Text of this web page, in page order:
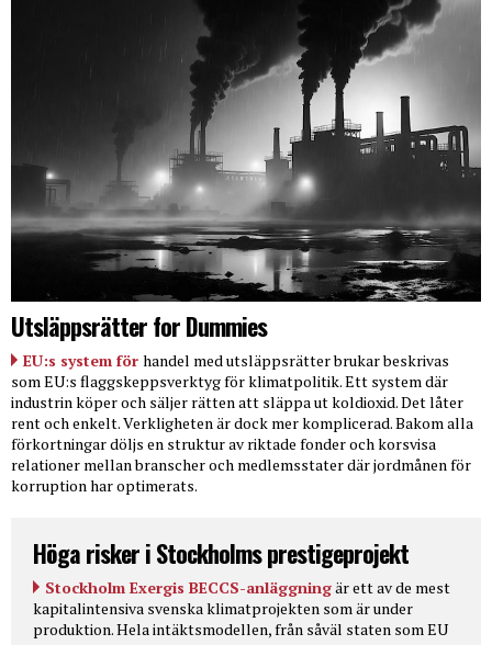
Utsläppsrätter for Dummies
EU:s system för handel med utsläppsrätter brukar beskrivas
som EU:s flaggskeppsverktyg för klimatpolitik. Ett system där
industrin köper och säljer rätten att släppa ut koldioxid. Det låter
rent och enkelt. Verkligheten är dock mer komplicerad. Bakom alla
förkortningar döljs en struktur av riktade fonder och korsvisa
relationer mellan branscher och medlemsstater där jordmånen för
korruption har optimerats.
Höga risker i Stockholms prestigeprojekt
Stockholm Exergis BECCS-anläggningär ett av de mest
kapitalintensiva svenska klimatprojekten som är under
produktion. Hela intäktsmodellen, från såväl staten som EU